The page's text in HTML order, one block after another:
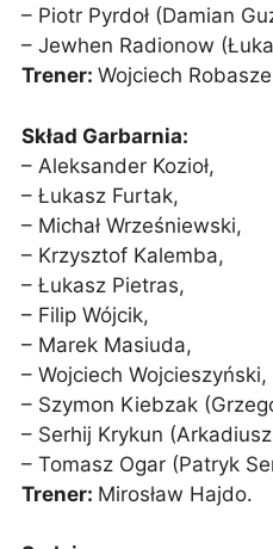
– Piotr Pyrdoł (Damian
– Jewhen Radionow
Trener: Wojciech
Skład Garbarnia:
– Aleksander Kozioł,
– Łukasz Furtak,
– Michał Wrześniewski,
– Krzysztof Kalemba,
– Łukasz Pietras,
– Filip Wójcik,
– Marek Masiuda,
– Wojciech Wojcieszyński,
– Szymon Kiebzak
– Serhij Krykun (Arkadiusz
– Tomasz Ogar (Patryk
Trener: Mirosław Hajdo.